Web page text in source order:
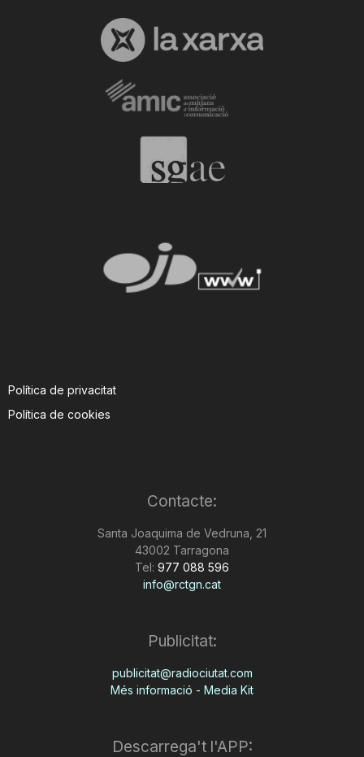
Política de privacitat
Política de cookies
Contacte:
Santa Joaquima de Vedruna, 21
43002 Tarragona
Tel: 977 088 596
info@rctgn.cat
Publicitat:
publicitat@radiociutat.com
Més informació - Media Kit
Descarrega't l'APP: